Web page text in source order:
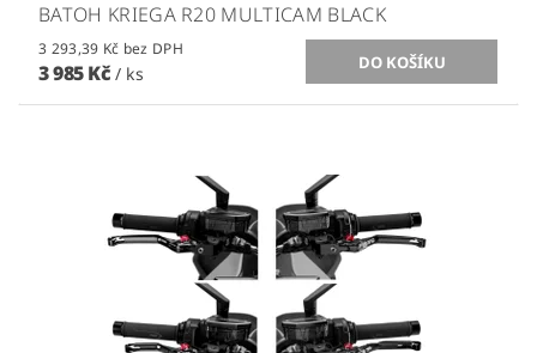
BATOH KRIEGA R20 MULTICAM BLACK
3 293,39 Kč bez DPH
3 985 Kč / ks